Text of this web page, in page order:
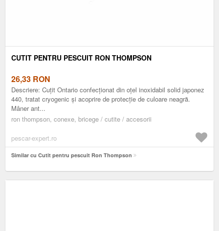
CUTIT PENTRU PESCUIT RON THOMPSON
26,33 RON
Descriere: Cuţit Ontario confecţionat din oţel inoxidabil solid japonez
440, tratat cryogenic şi acoprire de protecţie de culoare neagră.
Mâner ant...
ron thompson, conexe, bricege / cutite / accesorii
pescar-expert.ro
Similar cu Cutit pentru pescuit Ron Thompson